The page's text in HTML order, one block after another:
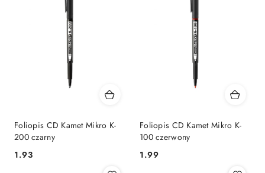
Foliopis CD Kamet Mikro K-
200 czarny
Cena:
1.93
Foliopis CD Kamet Mikro K-
100 czerwony
Cena:
1.99